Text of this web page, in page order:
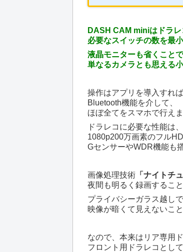
DASH CAM miniはドラレ
必要なスイッチの数を最小
液晶モニターも省くことで
単なるカメラとも思える
操作はアプリを導入すれば
Bluetooth機能を介して、
ほぼ全てをスマホで行えま
ドラレコに必要な性能は、
1080p200万画素のフルHD
GセンサーやWDR機能も搭
画像処理技術 「ナイトチ
夜間も明るく録画すること
プライバシーガラス越しで
映像が暗くて見えないこ
なので、本来はリア専用
フロント用ドラレコとし